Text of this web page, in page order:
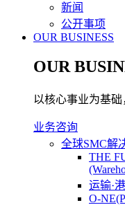
新闻
公开事项
OUR BUSINESS
OUR
以核心事业为基
业务咨询
全球SMC解
THE
运输·
O-